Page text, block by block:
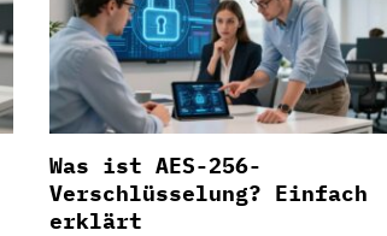
Was ist AES-256-
Verschlüsselung? Einfach
erklärt